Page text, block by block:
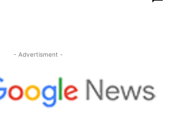
- Advertisment -